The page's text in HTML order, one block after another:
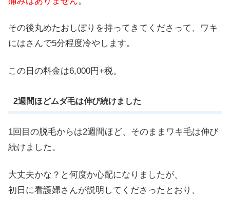
その後丸めたおしぼりを持ってきてくださって、ワキ
にはさんで5分程度冷やします。
この日の料金は6,000円+税。
2週間ほどムダ毛は伸び続けました
1回目の脱毛からは2週間ほど、そのままワキ毛は伸び
続けました。
大丈夫かな？と何度か心配になりましたが、
初日に看護婦さんが説明してくださったとおり、